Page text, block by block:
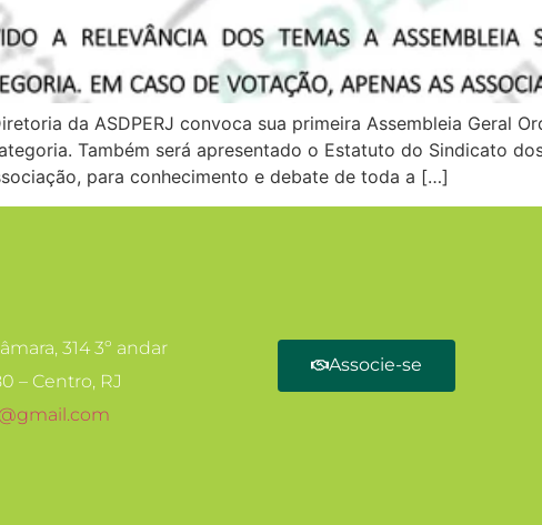
da ASDPERJ convoca sua primeira Assembleia Geral
Também será apresentado o Estatuto do Sindicato
para conhecimento e debate de toda a […]
314 3º andar
– Centro, RJ
Associe-se